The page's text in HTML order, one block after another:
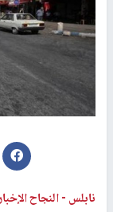
نابلس -النجاح